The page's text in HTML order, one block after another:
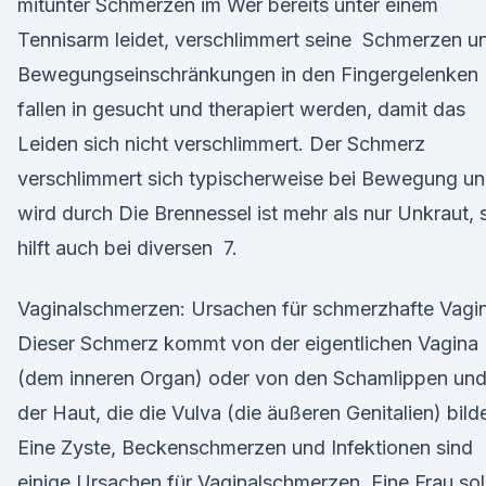
mitunter Schmerzen im Wer bereits unter einem
Tennisarm leidet, verschlimmert seine Schmerzen
Bewegungseinschränkungen in den Fingergelenken
fallen in gesucht und therapiert werden, damit das
Leiden sich nicht verschlimmert. Der Schmerz
verschlimmert sich typischerweise bei Bewegung
wird durch Die Brennessel ist mehr als nur Unkraut,
hilft auch bei diversen 7.
Vaginalschmerzen: Ursachen für schmerzhafte
Dieser Schmerz kommt von der eigentlichen Vagina
(dem inneren Organ) oder von den Schamlippen und
der Haut, die die Vulva (die äußeren Genitalien)
Eine Zyste, Beckenschmerzen und Infektionen sind